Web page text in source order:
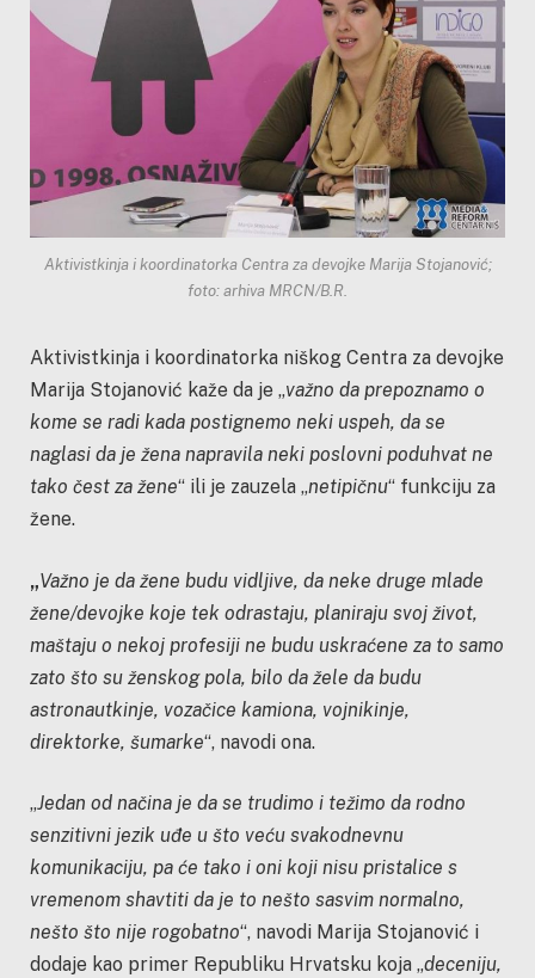
Aktivistkinja i koordinatorka Centra za devojke Marija Stojanović;
foto: arhiva MRCN/B.R.
Aktivistkinja i koordinatorka niškog Centra za devojke
Marija Stojanović kaže da je „važno da prepoznamo o
kome se radi kada postignemo neki uspeh, da se
naglasi da je žena napravila neki poslovni poduhvat ne
tako čest za žene“ ili je zauzela „netipičnu“ funkciju za
žene.
„Važno je da žene budu vidljive, da neke druge mlade
žene/devojke koje tek odrastaju, planiraju svoj život,
maštaju o nekoj profesiji ne budu uskraćene za to samo
zato što su ženskog pola, bilo da žele da budu
astronautkinje, vozačice kamiona, vojnikinje,
direktorke, šumarke“, navodi ona.
„Jedan od načina je da se trudimo i težimo da rodno
senzitivni jezik uđe u što veću svakodnevnu
komunikaciju, pa će tako i oni koji nisu pristalice s
vremenom shavtiti da je to nešto sasvim normalno,
nešto što nije rogobatno“, navodi Marija Stojanović i
dodaje kao primer Republiku Hrvatsku koja „deceniju,